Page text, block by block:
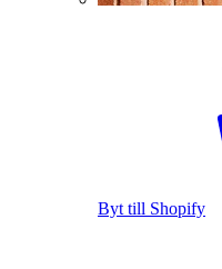
Byt till Shopify